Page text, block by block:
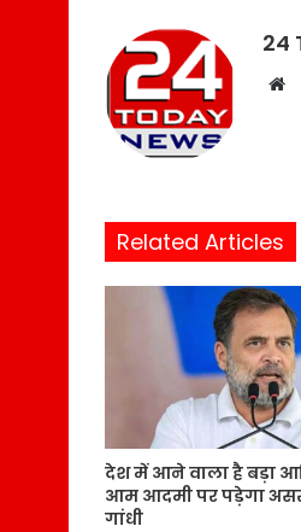
24
t
e
Related Articles
देश में आने वाला है बड़ा
आम आदमी पर पड़ेगा
गांधी